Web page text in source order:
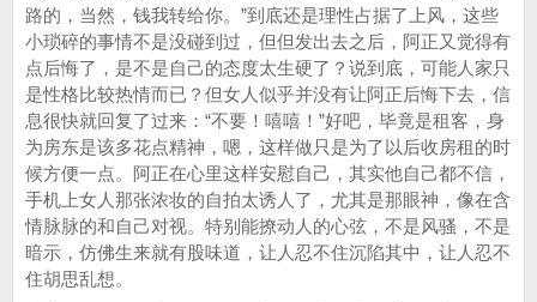
路的，当然，钱我转给你。”到底还是理性占据了上风，这些
小琐碎的事情不是没碰到过，但但发出去之后，阿正又觉得有
点后悔了，是不是自己的态度太生硬了？说到底，可能人家只
是性格比较热情而已？但女人似乎并没有让阿正后悔下去，信
息很快就回复了过来：“不要！嘻嘻！”好吧，毕竟是租客，身
为房东是该多花点精神，嗯，这样做只是为了以后收房租的时
候方便一点。阿正在心里这样安慰自己，其实他自己都不信，
手机上女人那张浓妆的自拍太诱人了，尤其是那眼神，像在含
情脉脉的和自己对视。特别能撩动人的心弦，不是风骚，不是
暗示，仿佛生来就有股味道，让人忍不住沉陷其中，让人忍不
住胡思乱想。